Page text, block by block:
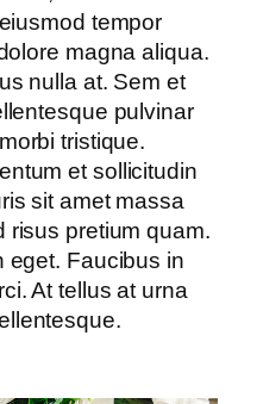
tempor
magna aliqua.
nulla at. Sem et
pulvinar
tristique.
et sollicitudin
sit amet massa
risus pretium quam.
eget. Faucibus in
At tellus at urna